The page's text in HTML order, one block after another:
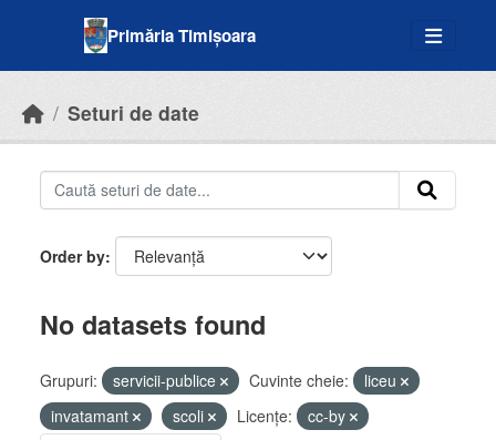
Primăria Timișoara
Seturi de date
Order by
No datasets found
Grupuri: servicii-publice Cuvinte cheie:
liceu
invatamant
scoli Licenţe:
cc-by